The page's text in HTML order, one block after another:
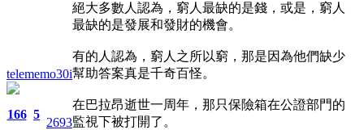
telememo30i
166 5
2693
絕大多數人認為，窮人最缺的是錢，或是，窮人
最缺的是發展和發財的機會。
有的人認為，窮人之所以窮，那是因為他們缺少
幫助答案真是千奇百怪。
在巴拉昂逝世一周年，那只保險箱在公證部門的
監視下被打開了。